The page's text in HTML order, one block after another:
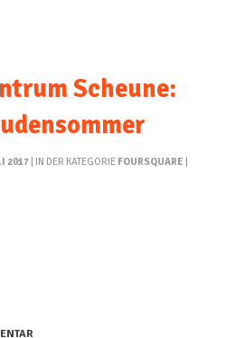
Scheune:
2017 | IN DER KATEGORIE FOURSQUARE